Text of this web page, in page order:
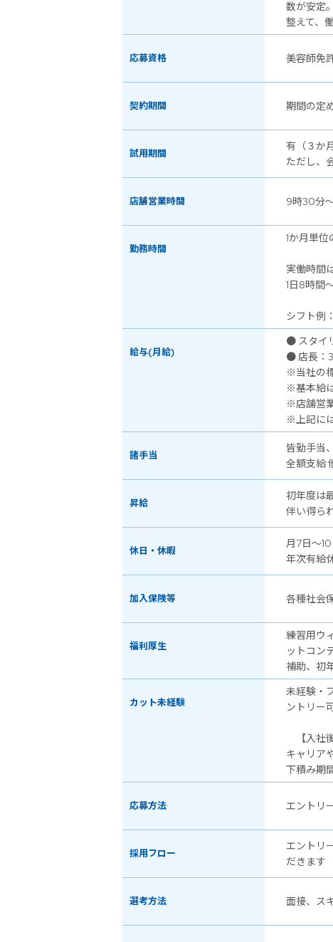
数が安定
整えて、
応募資格 美容師免
契約期間 期間の定
試用期間
有（３か
ただし、
店舗営業時間 9時30分
勤務時間
1か月単位
実働時間
1日8時間
シフト例
給与(月給)
● スタイ
● 店長：
※当社の
※基本給
※店舗営
※上記に
諸手当
皆勤手当
全額支給
昇給
初年度は
伴い得ら
休日・休暇
月7日～
年次有給
加入保険等 各種社会
福利厚生
練習用ウ
ットコン
補助、初
カット未経験
未経験・
ントリー
【入社
キャリア
下積み期
応募方法 エントリ
採用フロー
エントリ
だきます
選考方法 面接、ス